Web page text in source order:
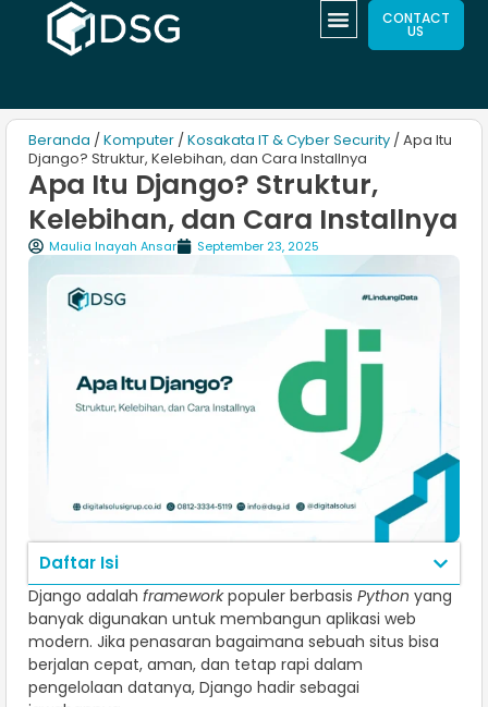
CONTACT
US
Beranda / Komputer / Kosakata IT & Cyber Security / Apa Itu
Django? Struktur, Kelebihan, dan Cara Installnya
Apa Itu Django? Struktur,
Kelebihan, dan Cara Installnya
Maulia Inayah Ansar September 23, 2025
Daftar Isi
Django adalah frameworkpopuler berbasis Python yang
banyak digunakan untuk membangun aplikasi web
modern. Jika penasaran bagaimana sebuah situs bisa
berjalan cepat, aman, dan tetap rapi dalam
pengelolaan datanya, Django hadir sebagai